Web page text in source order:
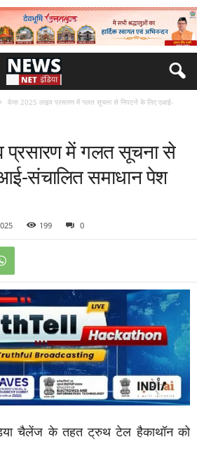
वेव्स 2025 लाइव प्रसारण में गलत सूचना से निपटने के लिए एआई-
प्रसारण में गलत सूचना से
संचालित समाधान पेश
199 0
चैलेंज के तहत ट्रुथ टेल हैकाथॉन को